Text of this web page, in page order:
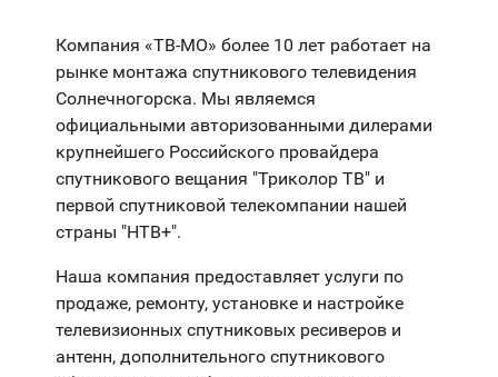
Компания «ТВ-МО» более 10 лет работает на
рынке монтажа спутникового телевидения
Солнечногорска. Мы являемся
официальными авторизованными дилерами
крупнейшего Российского провайдера
спутникового вещания "Триколор ТВ" и
первой спутниковой телекомпании нашей
страны "НТВ+".
Наша компания предоставляет услуги по
продаже, ремонту, установке и настройке
телевизионных спутниковых ресиверов и
антенн, дополнительного спутникового